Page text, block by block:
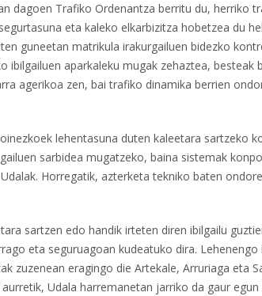
dagoen Trafiko Ordenantza berritu du, herriko
eta kaleko elkarbizitza hobetzea du
guneetan matrikula irakurgailuen bidezko
ibilgailuen aparkaleku mugak zehaztea,
agerikoa zen, bai trafiko dinamika berrien
lehentasuna duten kaleetara sartzeko
sarbidea mugatzeko, baina sistemak
Horregatik, azterketa tekniko baten
sartzen edo handik irteten diren ibilgailu
eta seguruagoan kudeatuko dira.
zuzenean eragingo die Artekale, Arruriaga eta
Udala harremanetan jarriko da gaur